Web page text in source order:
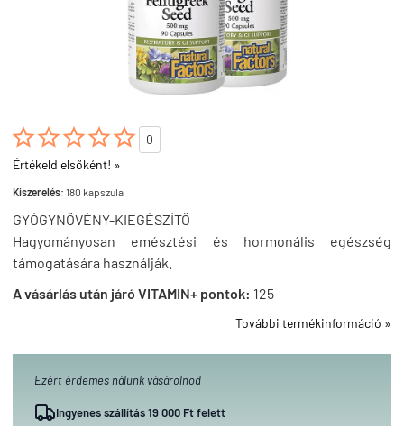

0
Értékeld elsőként! »
Kiszerelés: 180 kapszula
GYÓGYNÖVÉNY-KIEGÉSZÍTŐ
Hagyományosan emésztési és hormonális egészség
támogatására használják.
A vásárlás után járó VITAMIN+ pontok: 125
További termékinformáció »
Ezért érdemes nálunk vásárolnod
Ingyenes szállítás 19 000 Ft felett